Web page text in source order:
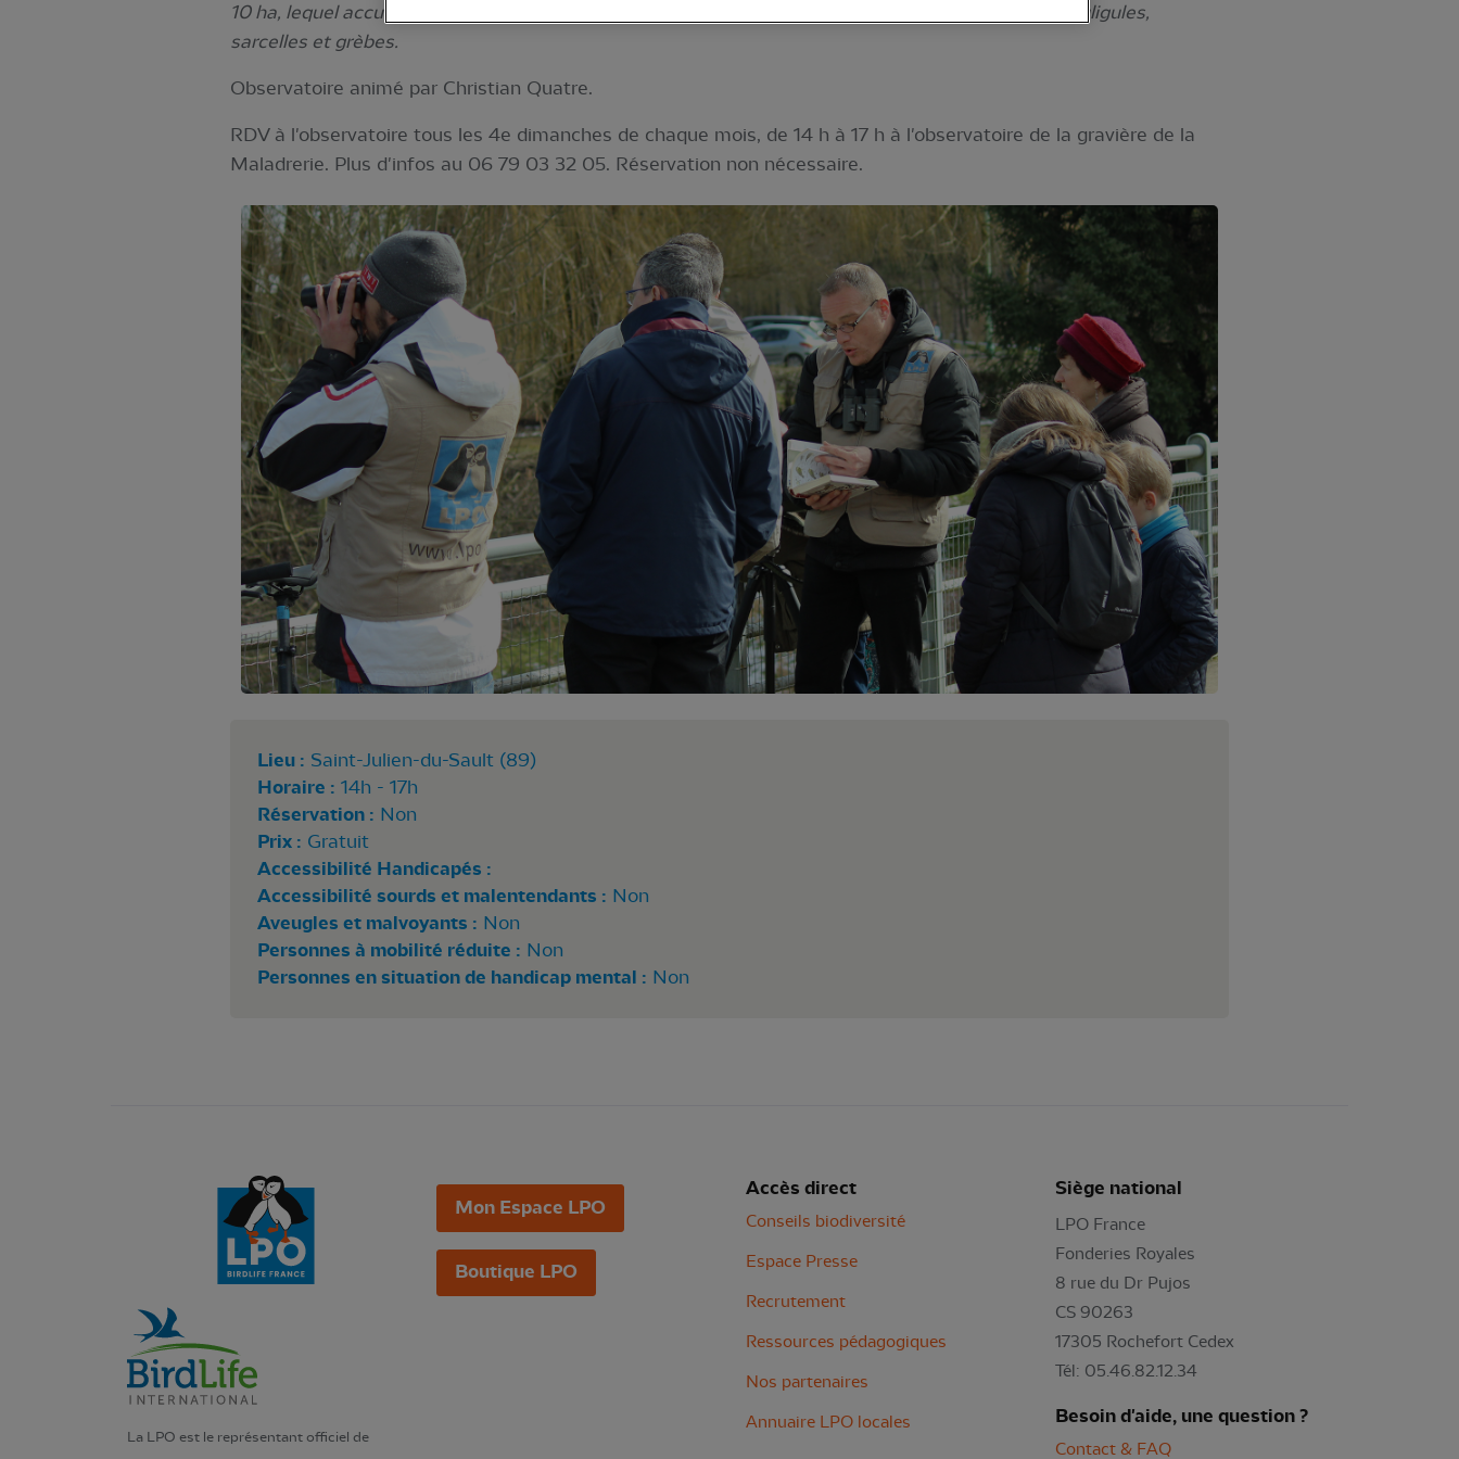
10 ha, lequel accueille de nombreux oiseaux d’eau et plus particulièrement de nombreux canards, fuligules,
sarcelles et grèbes.
Observatoire animé par Christian Quatre.
RDV à l'observatoire tous les 4e dimanches de chaque mois, de 14 h à 17 h à l'observatoire de la gravière de la
Maladrerie. Plus d'infos au 06 79 03 32 05. Réservation non nécessaire.
Lieu : Saint-Julien-du-Sault (89)
Horaire : 14h - 17h
Réservation : Non
Prix : Gratuit
Accessibilité Handicapés :
Accessibilité sourds et malentendants : Non
Aveugles et malvoyants : Non
Personnes à mobilité réduite : Non
Personnes en situation de handicap mental : Non
La LPO est le représentant officiel de
Mon Espace LPO
Boutique LPO
Accès direct
Conseils biodiversité
Espace Presse
Recrutement
Ressources pédagogiques
Nos partenaires
Annuaire LPO locales
Siège national
LPO France
Fonderies Royales
8 rue du Dr Pujos
CS 90263
17305 Rochefort Cedex
Tél: 05.46.82.12.34
Besoin d'aide, une question ?
Contact & FAQ